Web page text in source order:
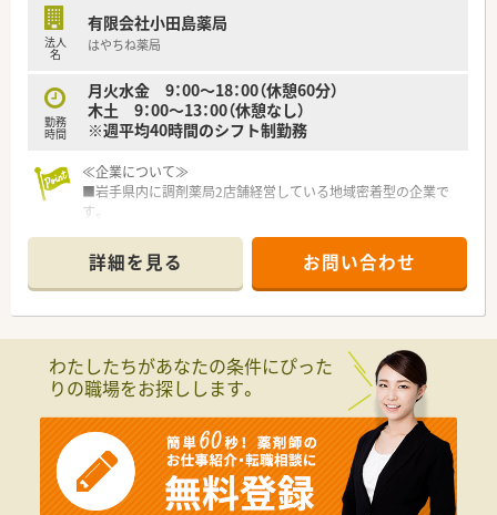
成されている方々です。
その方々の元で現場研修（OJT）をしていただきます。
にスキルアップできるようバックアップしています。
木・日が定休日であるため、完全週休2日制が叶います！
遠野駅が最寄りで徒歩10分圏内の立地にあります。
もちろんお車での通勤も可能ですので、公共交通機関でもお車で
眼科クリニックが門前のため、メインで応需しています。
処方箋枚数は1日40枚前後であり、処方内容も安定しているため
無理なく働ける環境です！
・しっかりお休みを1日獲得できる環境で、オンオフ切り替えよ
く働きたい方
・今後のキャリアアップを考えており、会社としてバックアップ
法人
名
有限会社小田島薬局
はやちね薬局
勤務
時間
月火水金 9：00～18：00（休憩60分）
木土 9：00～13：00（休憩なし）
※週平均40時間のシフト制勤務
≪企業について≫
■岩手県内に調剤薬局2店舗経営している地域密着型の企業で
す。
様との会話を大事にしており、服薬指導の時間を大事にしている
薬局です。
■母体が医薬品卸業の会社で、安定感のある経営をされていて安
心。異動も無く腰を据えて働ける環境です。
社内体制整えていますので、ワークライフバランスを大事にでき
る環境づくりをしています。
■社員を大事にしている会社です。風通し良く、相談しやすい環
境づくりを心掛けており、定着率の良い会社です。
≪薬局紹介≫
■JR遠野駅から徒歩5分ほどの立地で、お車での通勤も可能なた
め、通勤には困らないです。
■内科・消化器科メインで処方箋応需しており、薬の品目数も多
詳細を見る お問い合わせ
わたしたちがあなたの条件にぴった
りの職場をお探しします。